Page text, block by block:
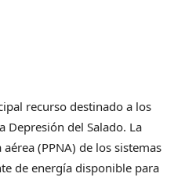
recurso destinado a los
Depresión del Salado. La
(PPNA) de los sistemas
de energía disponible para